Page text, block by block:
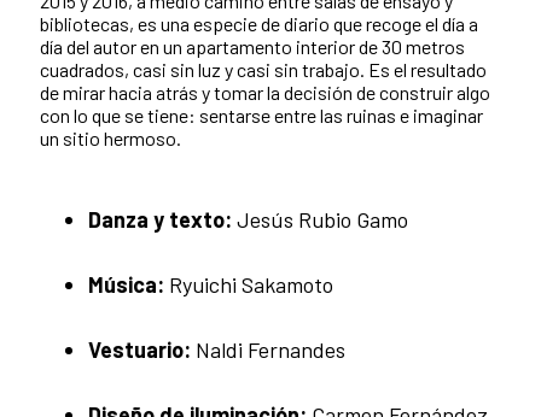
bibliotecas, es una especie de diario que recoge el día a
día del autor en un apartamento interior de 30 metros
cuadrados, casi sin luz y casi sin trabajo. Es el resultado
de mirar hacia atrás y tomar la decisión de construir algo
con lo que se tiene: sentarse entre las ruinas e imaginar
un sitio hermoso.
Danza y texto: Jesús Rubio Gamo
Música: Ryuichi Sakamoto
Vestuario: Naldi Fernandes